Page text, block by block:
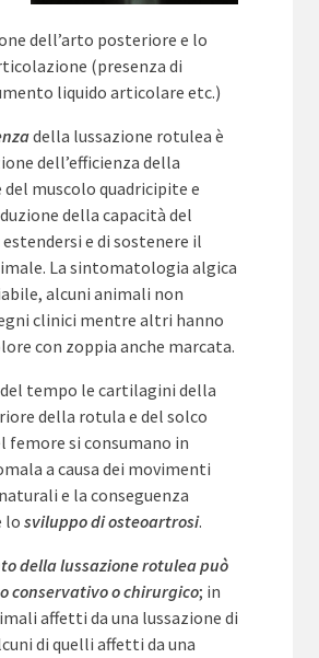
dell’arto posteriore e lo
(presenza di
liquido articolare etc.)
della lussazione rotulea è
dell’efficienza della
muscolo quadricipite e
della capacità del
e di sostenere il
La sintomatologia algica
alcuni animali non
clinici mentre altri hanno
con zoppia anche marcata.
del tempo le cartilagini della
della rotula e del solco
femore si consumano in
a causa dei movimenti
e la conseguenza
lo sviluppo di osteoartrosi.
della lussazione rotulea può
conservativo o chirurgico; in
affetti da una lussazione di
di quelli affetti da una